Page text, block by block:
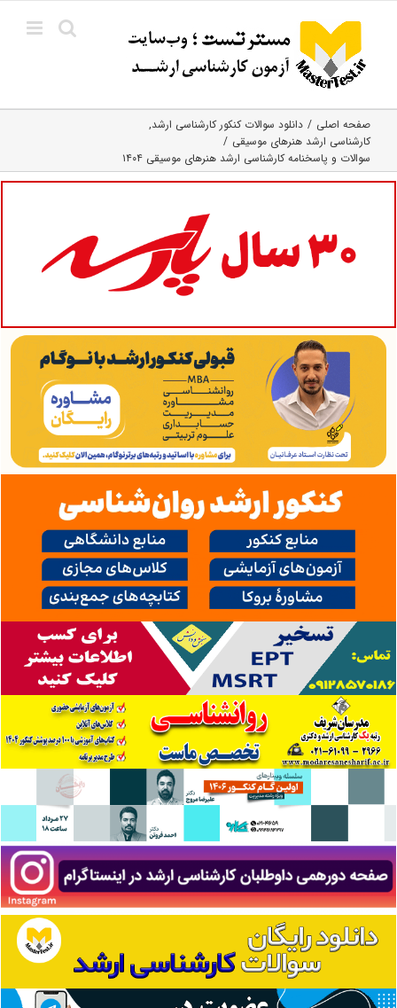
content
صفحه اصلی
دانلود سوالات کنکور کارشناسی ارشد
کارشناسی ارشد هنرهای موسیقی
سوالات و پاسخنامه کارشناسی ارشد هنرهای موسیقی ۱۴۰۴